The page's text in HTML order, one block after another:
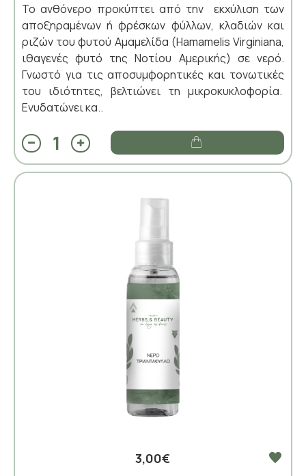
Το ανθόνερο προκύπτει από την εκχύλιση των
αποξηραμένων ή φρέσκων φύλλων, κλαδιών και
ριζών του φυτού Αμαμελίδα (Hamamelis Virginiana,
ιθαγενές φυτό της Νοτίου Αμερικής) σε νερό.
Γνωστό για τις αποσυμφορητικές και τονωτικές
του ιδιότητες, βελτιώνει τη μικροκυκλοφορία.
Ενυδατώνει κα..
3,00€